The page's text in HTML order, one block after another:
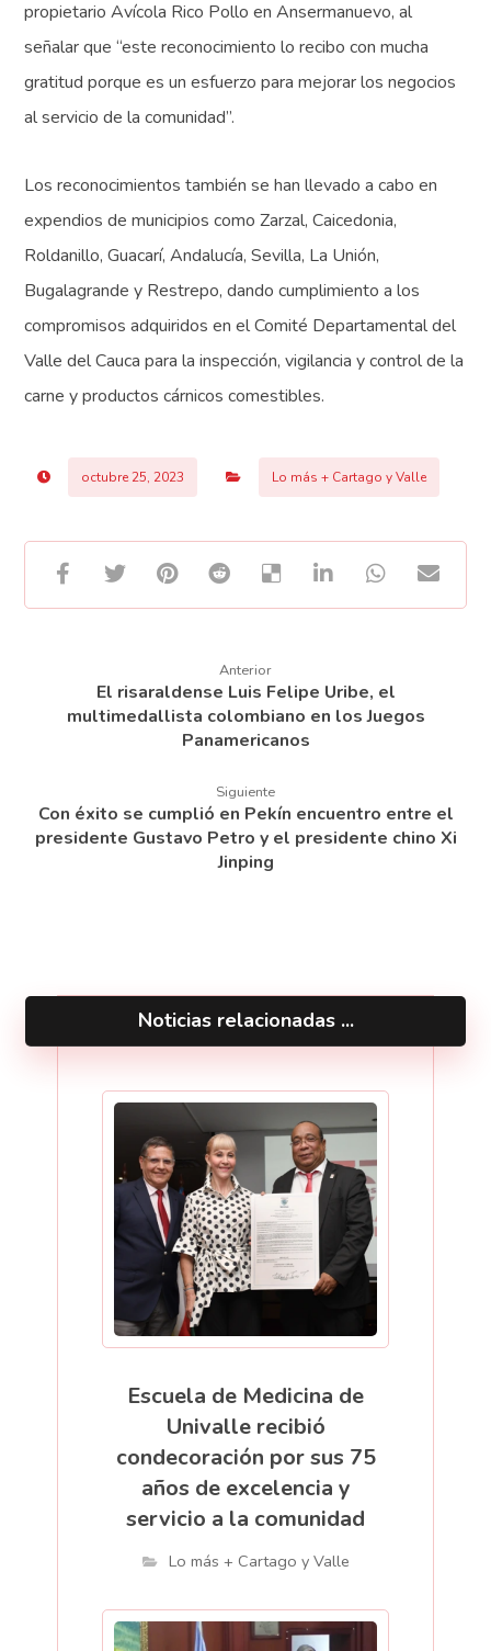
propietario Avícola Rico Pollo en Ansermanuevo, al
señalar que “este reconocimiento lo recibo con mucha
gratitud porque es un esfuerzo para mejorar los negocios
al servicio de la comunidad”.
Los reconocimientos también se han llevado a cabo en
expendios de municipios como Zarzal, Caicedonia,
Roldanillo, Guacarí, Andalucía, Sevilla, La Unión,
Bugalagrande y Restrepo, dando cumplimiento a los
compromisos adquiridos en el Comité Departamental del
Valle del Cauca para la inspección, vigilancia y control de la
carne y productos cárnicos comestibles.
octubre 25, 2023 Lo más + Cartago y Valle
Anterior
El risaraldense Luis Felipe Uribe, el
multimedallista colombiano en los Juegos
Panamericanos
Siguiente
Con éxito se cumplió en Pekín encuentro entre el
presidente Gustavo Petro y el presidente chino Xi
Jinping
Noticias relacionadas ...
Escuela de Medicina de
Univalle recibió
condecoración por sus 75
años de excelencia y
servicio a la comunidad
Lo más + Cartago y Valle